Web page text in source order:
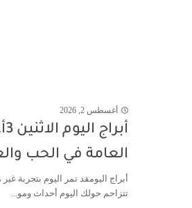
أغسطس 2, 2026
العامة في الحب
أبراج اليومقد تمر اليوم بتجربة
تتزاحم حولك اليوم أحداث ومو...